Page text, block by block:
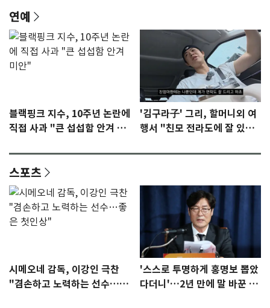
연예
블랙핑크 지수, 10주년 논란에
직접 사과 "큰 섭섭함 안겨 미
'김구라子' 그리, 할머니외 여
행서 "친모 전라도에 잘 있
스포츠
시메오네 감독, 이강인 극찬
"겸손하고 노력하는 선수…좋
'스스로 투명하게 홍명보 뽑았
다더니'…2년 만에 말 바꾼 이